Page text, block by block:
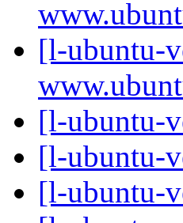
[l-ubuntu-
[l-ubuntu-
[l-ubuntu-
[l-ubuntu-